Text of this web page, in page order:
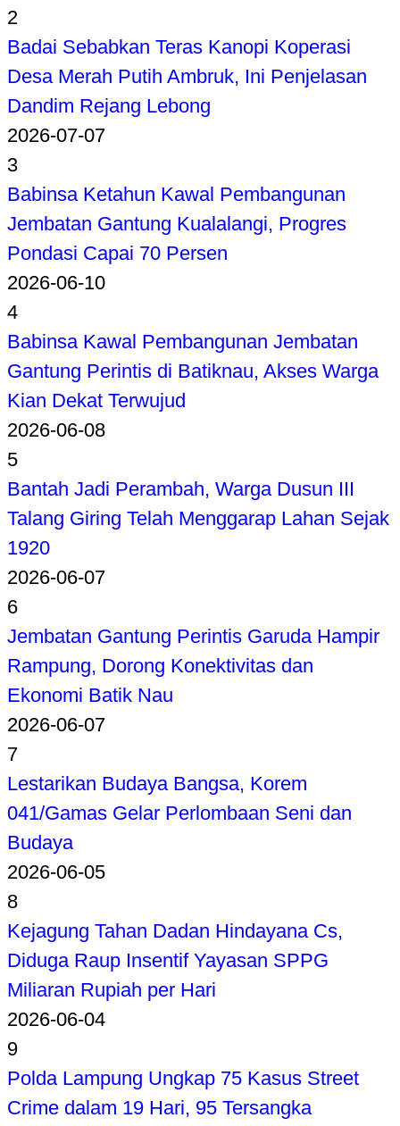
2
Badai Sebabkan Teras Kanopi Koperasi
Desa Merah Putih Ambruk, Ini Penjelasan
Dandim Rejang Lebong
2026-07-07
3
Babinsa Ketahun Kawal Pembangunan
Jembatan Gantung Kualalangi, Progres
Pondasi Capai 70 Persen
2026-06-10
4
Babinsa Kawal Pembangunan Jembatan
Gantung Perintis di Batiknau, Akses Warga
Kian Dekat Terwujud
2026-06-08
5
Bantah Jadi Perambah, Warga Dusun III
Talang Giring Telah Menggarap Lahan Sejak
1920
2026-06-07
6
Jembatan Gantung Perintis Garuda Hampir
Rampung, Dorong Konektivitas dan
Ekonomi Batik Nau
2026-06-07
7
Lestarikan Budaya Bangsa, Korem
041/Gamas Gelar Perlombaan Seni dan
Budaya
2026-06-05
8
Kejagung Tahan Dadan Hindayana Cs,
Diduga Raup Insentif Yayasan SPPG
Miliaran Rupiah per Hari
2026-06-04
9
Polda Lampung Ungkap 75 Kasus Street
Crime dalam 19 Hari, 95 Tersangka